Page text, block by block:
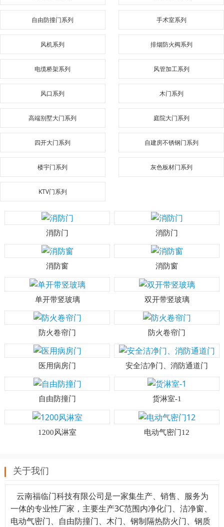
自由防撞门系列 手术室系列
风机系列 排烟防火阀系列
电缆桥架系列 风管加工系列
风口系列 木门系列
高端别墅大门系列 庭院大门系列
四开大门系列 自建房不锈钢门系列
楼宇门系列 灰色板材门系列
KTV门系列
消防门 消防门
消防窗 消防窗
单开带竖玻璃 双开带竖玻璃
防火卷帘门 防火卷帘门
医用病房门 安全洁净门、消防通道门
自由防撞门 货淋室-1
1200风淋室 电动气密门12
关于我们
云南福临门科技有限公司是一家集生产、销售、服务为
一体的专业性厂家，主要生产3C范围内净化门、洁净窗、
电动气密门、自由防撞门、木门、钢制隔热防火门、钢质